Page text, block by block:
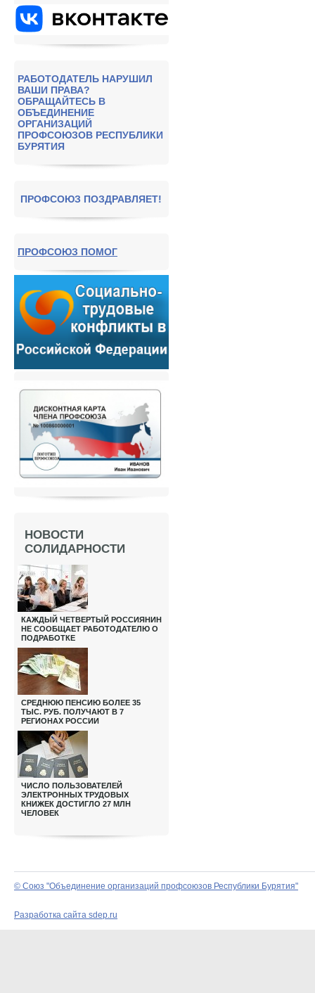
РАБОТОДАТЕЛЬ НАРУШИЛ
ВАШИ ПРАВА?
ОБРАЩАЙТЕСЬ В
ОБЪЕДИНЕНИЕ
ОРГАНИЗАЦИЙ
ПРОФСОЮЗОВ РЕСПУБЛИКИ
БУРЯТИЯ
ПРОФСОЮЗ ПОЗДРАВЛЯЕТ!
ПРОФСОЮЗ ПОМОГ
НОВОСТИ
СОЛИДАРНОСТИ
КАЖДЫЙ ЧЕТВЕРТЫЙ РОССИЯНИН
НЕ СООБЩАЕТ РАБОТОДАТЕЛЮ О
ПОДРАБОТКЕ
СРЕДНЮЮ ПЕНСИЮ БОЛЕЕ 35
ТЫС. РУБ. ПОЛУЧАЮТ В 7
РЕГИОНАХ РОССИИ
ЧИСЛО ПОЛЬЗОВАТЕЛЕЙ
ЭЛЕКТРОННЫХ ТРУДОВЫХ
КНИЖЕК ДОСТИГЛО 27 МЛН
ЧЕЛОВЕК
© Союз "Объединение организаций профсоюзов Республики Бурятия"
Разработка сайта sdep.ru